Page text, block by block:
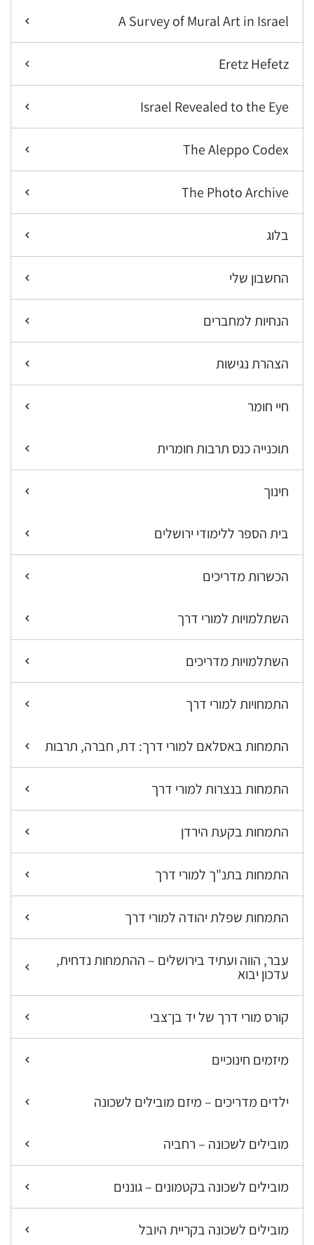
A Survey of Mural Art in Israel
Eretz Hefetz
Israel Revealed to the Eye
The Aleppo Codex
The Photo Archive
בלוג
החשבון שלי
הנחיות למחברים
הצהרת נגישות
חיי חומר
תוכנייה כנס תרבות חומרית
חינוך
בית הספר ללימודי ירושלים
הכשרות מדריכים
השתלמויות למורי דרך
השתלמויות מדריכים
התמחויות למורי דרך
התמחות באסלאם למורי דרך: דת, חברה, תרבות
התמחות בנצרות למורי דרך
התמחות בקעת הירדן
התמחות בתנ"ך למורי דרך
התמחות שפלת יהודה למורי דרך
עבר, הווה ועתיד בירושלים – ההתמחות נדחית,
עדכון יבוא
קורס מורי דרך של יד בן־צבי
מיזמים חינוכיים
ילדים מדריכים – מיזם מובילים לשכונה
מובילים לשכונה – רחביה
מובילים לשכונה בקטמונים – גוננים
מובילים לשכונה בקריית היובל